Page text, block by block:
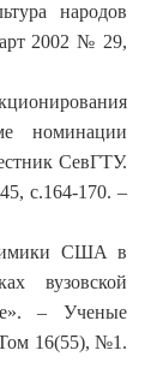
народов
2002 № 29,
номинации
СевГТУ.
с.164-170. –
США в
вузовской
– Ученые
16(55), №1.